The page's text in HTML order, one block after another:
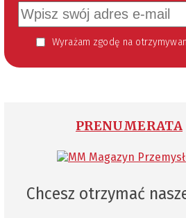
Wyrażam zgodę na otrzymywanie informacji handlowej kierowanej do mnie za pomocą środków komunikacji elektronicznej w szczególności poczty elektronicznej zgodnie z przepisem art. 10 ust 2 ustawy z dnia 18 lipca 2002 roku o świadczeniu usług drogą elektroniczną (Dz. U. 144 z 2002 r. poz. 1204). Zgoda jest
PRENUMERATA
Chcesz otrzymać